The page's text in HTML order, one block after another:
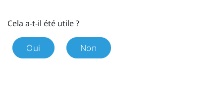
Cela a-t-il été utile ?
Oui Non